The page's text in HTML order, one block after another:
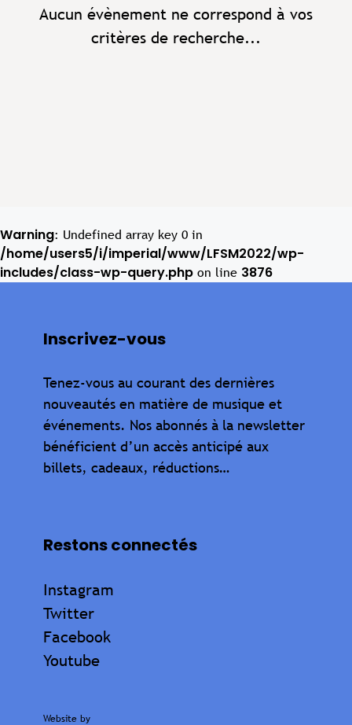
Aucun évènement ne correspond à vos
critères de recherche...
Warning: Undefined array key 0 in
/home/users5/i/imperial/www/LFSM2022/wp-
includes/class-wp-query.php on line 3876
Inscrivez-vous
Tenez-vous au courant des dernières
nouveautés en matière de musique et
événements. Nos abonnés à la newsletter
bénéficient d’un accès anticipé aux
billets, cadeaux, réductions…
Restons connectés
Instagram
Twitter
Facebook
Youtube
Website by